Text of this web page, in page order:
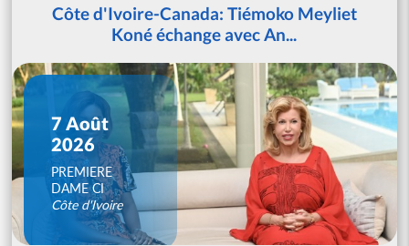
Côte d'Ivoire-Canada: Tiémoko Meyliet
Koné échange avec An...
7 Août
2026
PREMIERE
DAME CI
Côte d'Ivoire